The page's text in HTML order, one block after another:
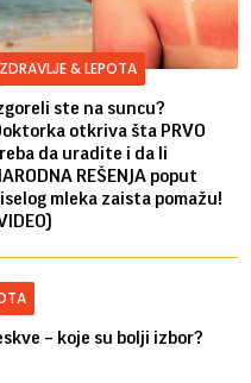
ZDRAVLJE & LEPOTA
ste na suncu?
otkriva šta PRVO
da uradite i da li
REŠENJA poput
mleka zaista pomažu!
– koje su bolji izbor?